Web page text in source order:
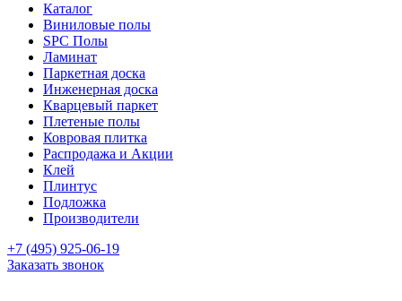
Каталог
Виниловые полы
SPC Полы
Ламинат
Паркетная доска
Инженерная доска
Кварцевый паркет
Плетеные полы
Ковровая плитка
Распродажа и Акции
Клей
Плинтус
Подложка
Производители
+7 (495) 925-06-19
Заказать звонок